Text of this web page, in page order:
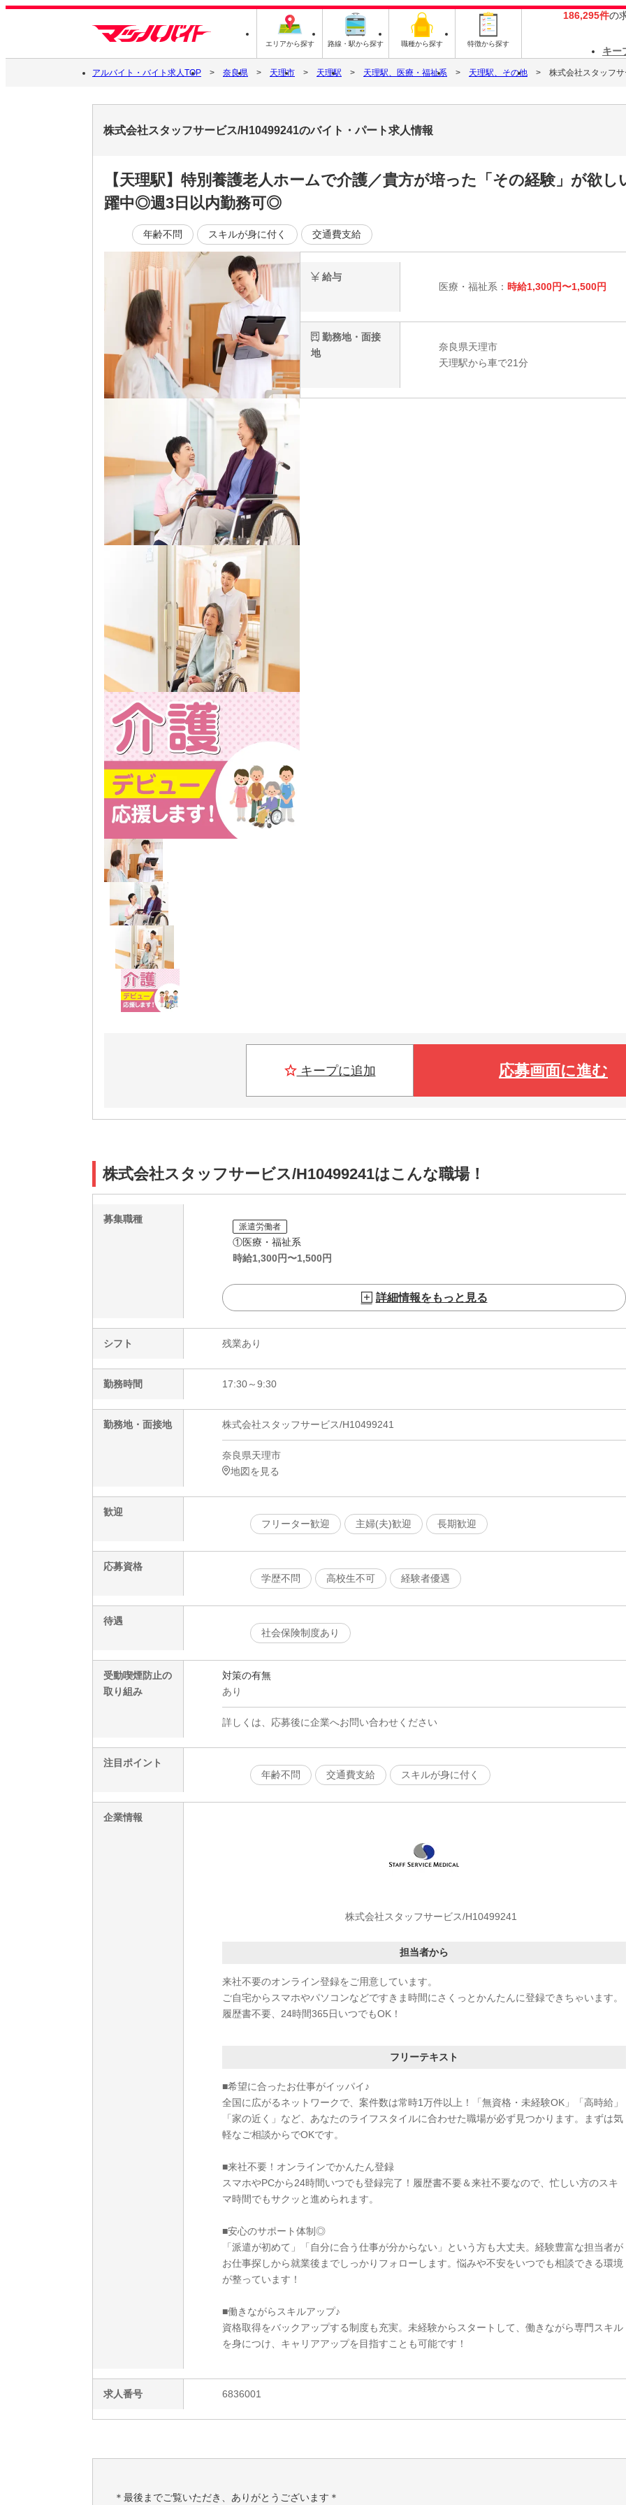
エリアから探す 路線・駅から探す 職種から探す 特徴から探す
186,295件の
キー
アルバイト・バイト求人TOP 奈良県 天理市 天理駅 天理駅、医療・福祉系 天理駅、その他 株式会社スタッフ
株式会社スタッフサービス/H10499241のバイト・パート求人情報
【天理駅】特別養護老人ホームで介護／貴方が培った「その経験」が欲
躍中◎週3日以内勤務可◎
年齢不問 スキルが身に付く 交通費支給
給与
医療・福祉系： 時給1,300円〜1,500円
勤務地・面接
地
奈良県天理市
天理駅から車で21分
キープに追加 応募画面に進む
株式会社スタッフサービス/H10499241はこんな職場！
募集職種
派遣労働者
①医療・福祉系
時給1,300円〜1,500円
詳細情報をもっと見る
シフト 残業あり
勤務時間 17:30～9:30
勤務地・面接地 株式会社スタッフサービス/H10499241
奈良県天理市
地図を見る
歓迎
フリーター歓迎
主婦(夫)歓迎 長期歓迎
応募資格
学歴不問
高校生不可 経験者優遇
待遇
社会保険制度あり
受動喫煙防止の
取り組み
対策の有無
あり
詳しくは、応募後に企業へお問い合わせください
注目ポイント
年齢不問
交通費支給 スキルが身に付く
企業情報
株式会社スタッフサービス/H10499241
担当者から
来社不要のオンライン登録をご用意しています。
ご自宅からスマホやパソコンなどですきま時間にさくっとかんたんに登録できちゃいます。
履歴書不要、24時間365日いつでもOK！
フリーテキスト
■希望に合ったお仕事がイッパイ♪
全国に広がるネットワークで、案件数は常時1万件以上！「無資格・未経験OK」「高時給」
「家の近く」など、あなたのライフスタイルに合わせた職場が必ず見つかります。まずは気
軽なご相談からでOKです。
■来社不要！オンラインでかんたん登録
スマホやPCから24時間いつでも登録完了！履歴書不要＆来社不要なので、忙しい方のスキ
マ時間でもサクッと進められます。
■安心のサポート体制◎
「派遣が初めて」「自分に合う仕事が分からない」という方も大丈夫。経験豊富な担当者が
お仕事探しから就業後までしっかりフォローします。悩みや不安をいつでも相談できる環境
が整っています！
■働きながらスキルアップ♪
資格取得をバックアップする制度も充実。未経験からスタートして、働きながら専門スキル
を身につけ、キャリアアップを目指すことも可能です！
求人番号 6836001
＊最後までご覧いただき、ありがとうございます＊